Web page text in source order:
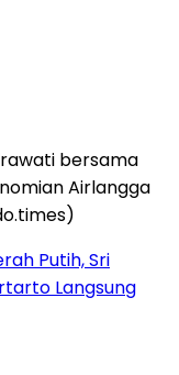
Putih, Sri
Langsung